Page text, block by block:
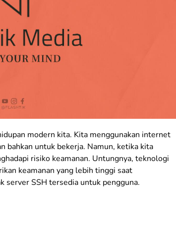
modern kita. Kita menggunakan internet
bahkan untuk bekerja. Namun, ketika kita
risiko keamanan. Untungnya, teknologi
keamanan yang lebih tinggi saat
server SSH tersedia untuk pengguna.